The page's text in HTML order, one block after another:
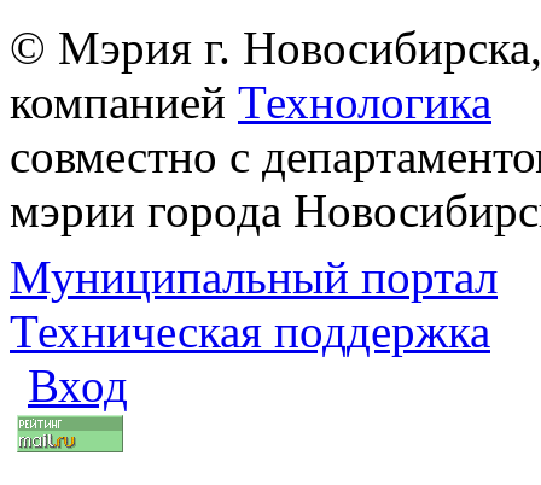
© Мэрия г.
компанией Технологика
совместно с
мэрии города
Муниципальный портал
Техническая поддержка
Вход